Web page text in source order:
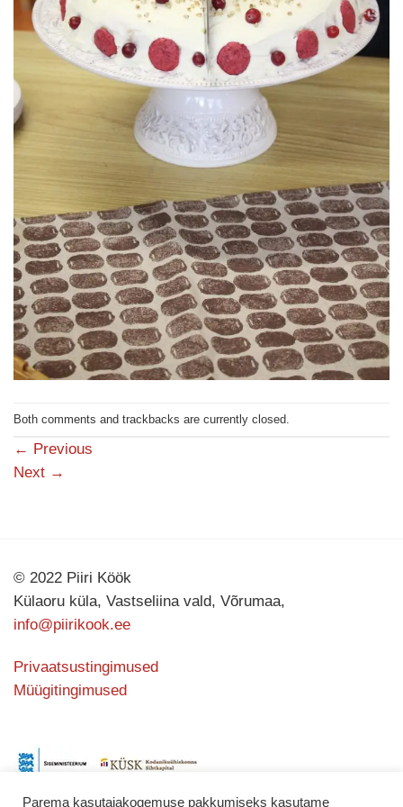
Both comments and trackbacks are currently closed.
← Previous
Next →
© 2022 Piiri Köök
Külaoru küla, Vastseliina vald, Võrumaa,
info@piirikook.ee
Privaatsustingimused
Müügitingimused
Parema kasutajakogemuse pakkumiseks kasutame